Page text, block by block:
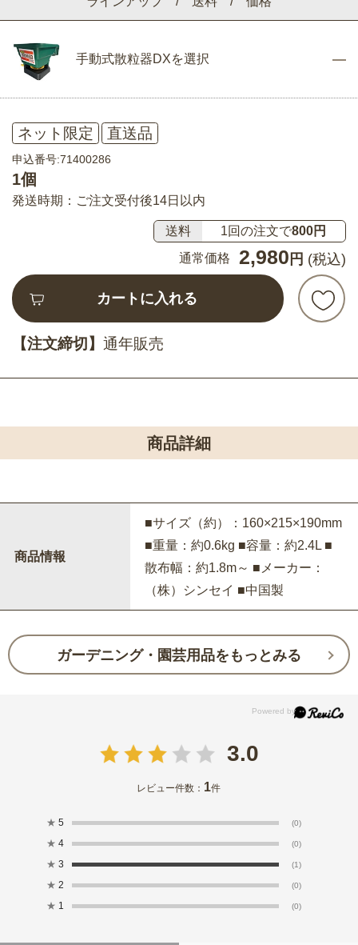
手動式散粒器DXを選択
ネット限定 直送品
申込番号:71400286
1個
発送時期：ご注文受付後14日以内
送料 1回の注文で800円
通常価格
2,980 円 (税込)
カートに入れる
【注文締切】 通年販売
商品詳細
商品情報
■サイズ（約）：160×215×190mm
■重量：約0.6kg ■容量：約2.4L ■
散布幅：約1.8m～ ■メーカー：
（株）シンセイ ■中国製
ガーデニング・園芸用品をもっとみる
3.0
レビュー件数： 1件
★ 5 (0)
★ 4 (0)
★ 3 (1)
★ 2 (0)
★ 1 (0)